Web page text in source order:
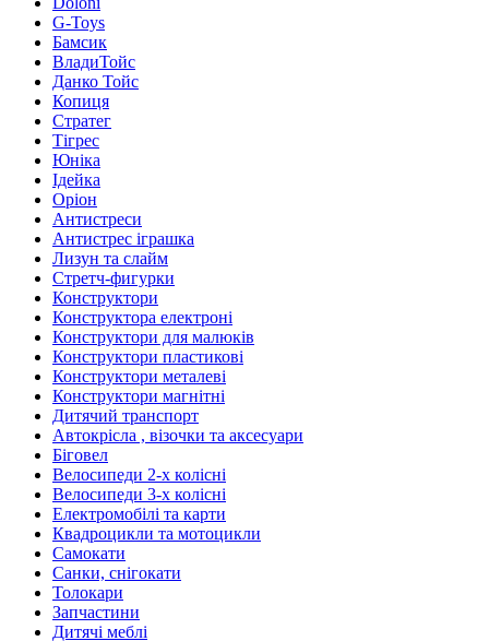
G-Toys
Бамсик
ВладиТойс
Данко Тойс
Копиця
Стратег
Тігрес
Юніка
Ідейка
Оріон
Антистреси
Антистрес іграшка
Лизун та слайм
Стретч-фигурки
Конструктори
Конструктора електроні
Конструктори для малюків
Конструктори пластикові
Конструктори металеві
Конструктори магнітні
Дитячий транспорт
Автокрісла , візочки та аксесуари
Біговел
Велосипеди 2-х колісні
Велосипеди 3-х колісні
Електромобілі та карти
Квадроцикли та мотоцикли
Самокати
Санки, снігокати
Толокари
Запчастини
Дитячі меблі